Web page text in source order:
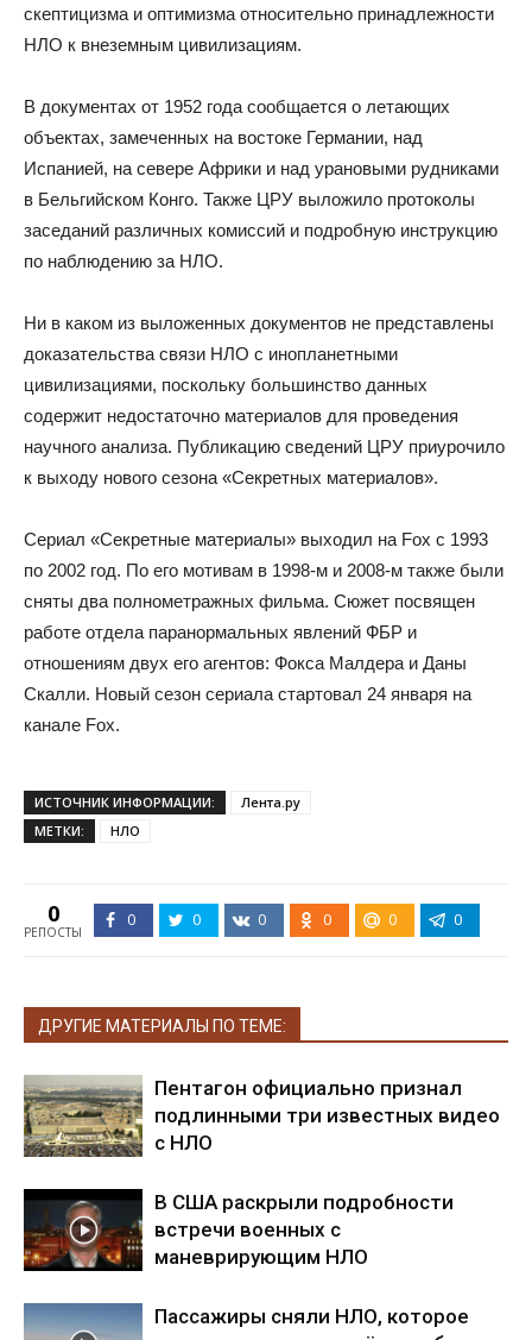
скептицизма и оптимизма относительно принадлежности
НЛО к внеземным цивилизациям.
В документах от 1952 года сообщается о летающих
объектах, замеченных на востоке Германии, над
Испанией, на севере Африки и над урановыми рудниками
в Бельгийском Конго. Также ЦРУ выложило протоколы
заседаний различных комиссий и подробную инструкцию
по наблюдению за НЛО.
Ни в каком из выложенных документов не представлены
доказательства связи НЛО с инопланетными
цивилизациями, поскольку большинство данных
содержит недостаточно материалов для проведения
научного анализа. Публикацию сведений ЦРУ приурочило
к выходу нового сезона «Секретных материалов».
Сериал «Секретные материалы» выходил на Fox с 1993
по 2002 год. По его мотивам в 1998-м и 2008-м также были
сняты два полнометражных фильма. Сюжет посвящен
работе отдела паранормальных явлений ФБР и
отношениям двух его агентов: Фокса Малдера и Даны
Скалли. Новый сезон сериала стартовал 24 января на
канале Fox.
ИСТОЧНИК ИНФОРМАЦИИ:
Лента.ру
МЕТКИ:
НЛО
0
РЕПОСТЫ
0 0 0 0 0 0
ДРУГИЕ МАТЕРИАЛЫ ПО ТЕМЕ:
Пентагон официально признал
подлинными три известных видео
с НЛО
В США раскрыли подробности
встречи военных с
маневрирующим НЛО
Пассажиры сняли НЛО, которое